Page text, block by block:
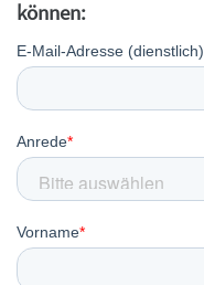
können: